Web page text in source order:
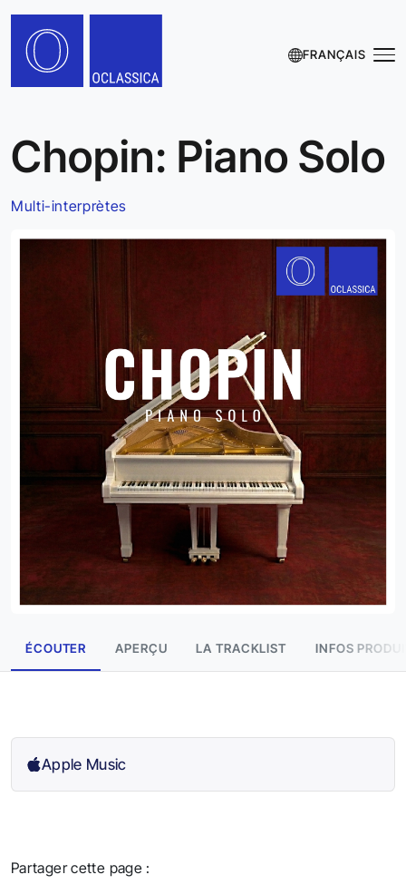
FRANÇAIS
Chopin: Piano Solo
Multi-interprètes
ÉCOUTER APERÇU LA TRACKLIST INFOS
Apple Music
Partager cette page :